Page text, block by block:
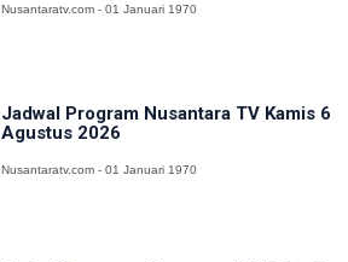
Nusantaratv.com - 01 Januari 1970
Jadwal Program Nusantara TV Kamis 6
Agustus 2026
Nusantaratv.com - 01 Januari 1970